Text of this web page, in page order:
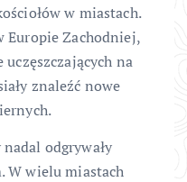
w miastach.
Europie Zachodniej,
na
znaleźć nowe
odgrywały
W wielu miastach